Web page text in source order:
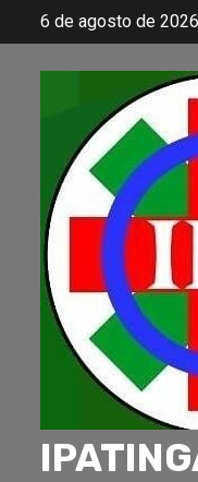
6 de agosto de 2026